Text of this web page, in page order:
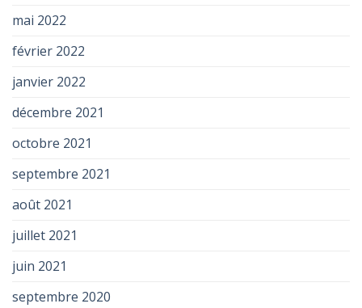
mai 2022
février 2022
janvier 2022
décembre 2021
octobre 2021
septembre 2021
août 2021
juillet 2021
juin 2021
septembre 2020